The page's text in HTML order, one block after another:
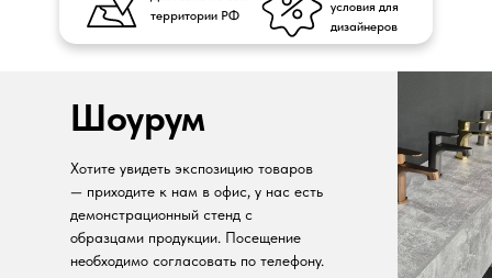
территории РФ
условия для
дизайнеров
Шоурум
Хотите увидеть экспозицию товаров
— приходите к нам в офис, у нас есть
демонстрационный стенд с
образцами продукции. Посещение
необходимо согласовать по телефону.